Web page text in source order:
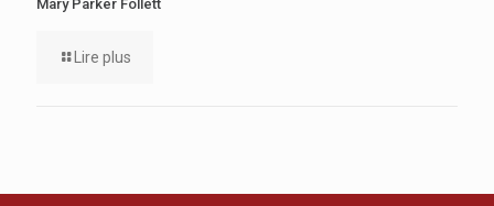
Mary Parker Follett
Lire plus